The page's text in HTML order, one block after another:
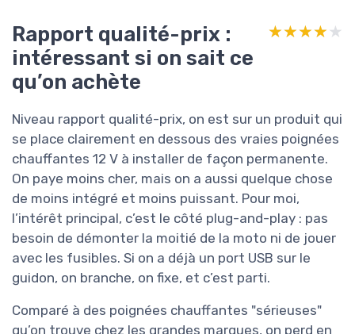
Rapport qualité-prix :
intéressant si on sait ce
qu’on achète
★★★★★
★★★★★
Niveau rapport qualité-prix, on est sur un produit qui
se place clairement en dessous des vraies poignées
chauffantes 12 V à installer de façon permanente.
On paye moins cher, mais on a aussi quelque chose
de moins intégré et moins puissant. Pour moi,
l’intérêt principal, c’est le côté plug-and-play : pas
besoin de démonter la moitié de la moto ni de jouer
avec les fusibles. Si on a déjà un port USB sur le
guidon, on branche, on fixe, et c’est parti.
Comparé à des poignées chauffantes "sérieuses"
qu’on trouve chez les grandes marques, on perd en